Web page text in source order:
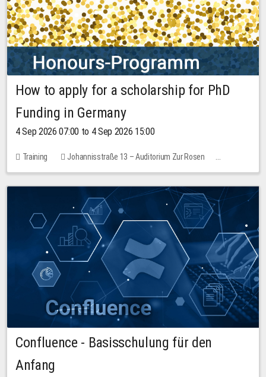
How to apply for a scholarship for PhD
Funding in Germany
4 Sep 2026 07:00 to 4 Sep 2026 15:00
Training
Johannisstraße 13 – Auditorium Zur Rosen
No free places
Confluence - Basisschulung für den
Anfang